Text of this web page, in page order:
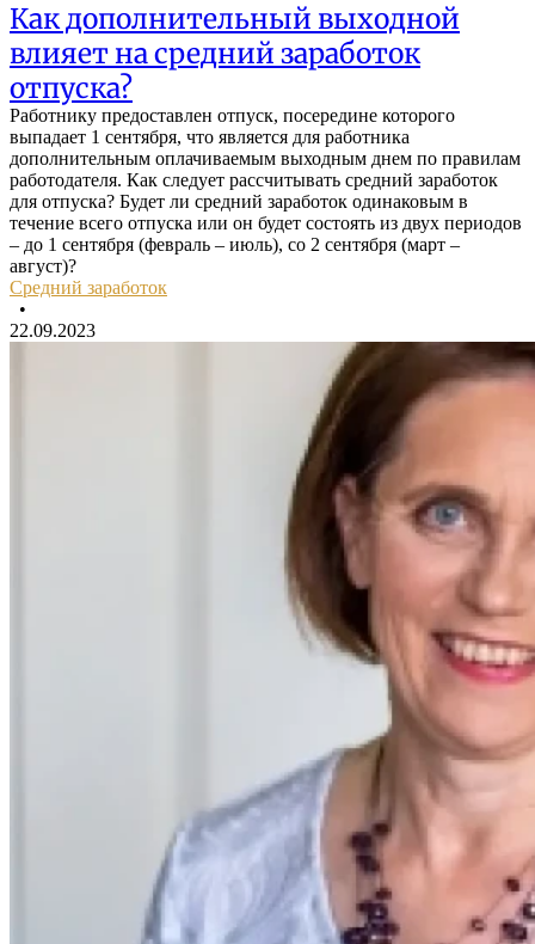
Как дополнительный выходной
влияет на средний заработок
отпуска?
Работнику предоставлен отпуск, посередине которого
выпадает 1 сентября, что является для работника
дополнительным оплачиваемым выходным днем по правилам
работодателя. Как следует рассчитывать средний заработок
для отпуска? Будет ли средний заработок одинаковым в
течение всего отпуска или он будет состоять из двух периодов
– до 1 сентября (февраль – июль), со 2 сентября (март –
август)?
Средний заработок
•
22.09.2023